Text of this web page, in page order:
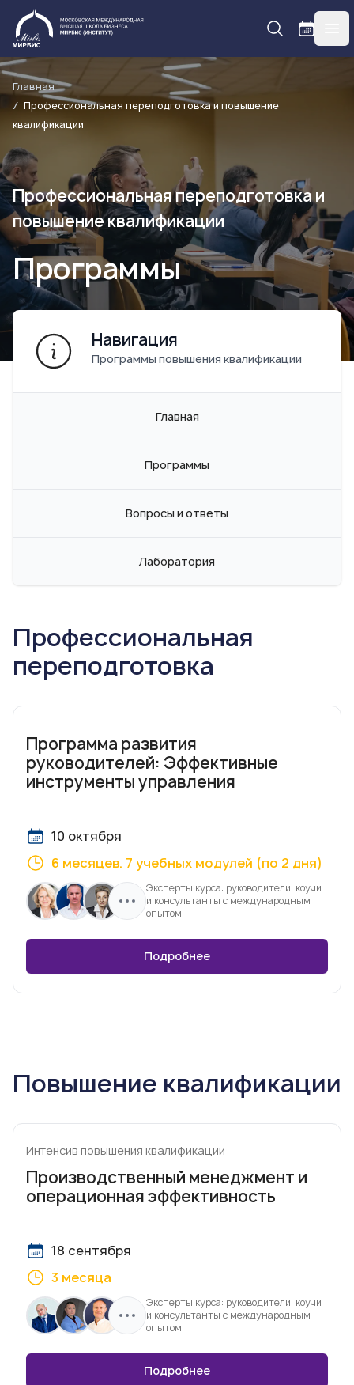
МИРБИС
Главная
Профессиональная переподготовка и повышение
квалификации
Профессиональная переподготовка и
повышение квалификации
Программы
Навигация
Программы повышения квалификации
Главная
Программы
Вопросы и ответы
Лаборатория
Профессиональная
переподготовка
Программа развития
руководителей: Эффективные
инструменты управления
10 октября
6 месяцев. 7 учебных модулей (по 2 дня)
Эксперты курса: руководители, коучи
и консультанты с международным
опытом
Подробнее
Повышение квалификации
Интенсив повышения квалификации
Производственный менеджмент и
операционная эффективность
18 сентября
3 месяца
Эксперты курса: руководители, коучи
и консультанты с международным
опытом
Подробнее